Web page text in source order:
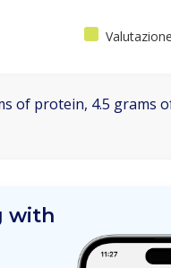
of protein, 4.5 grams
with